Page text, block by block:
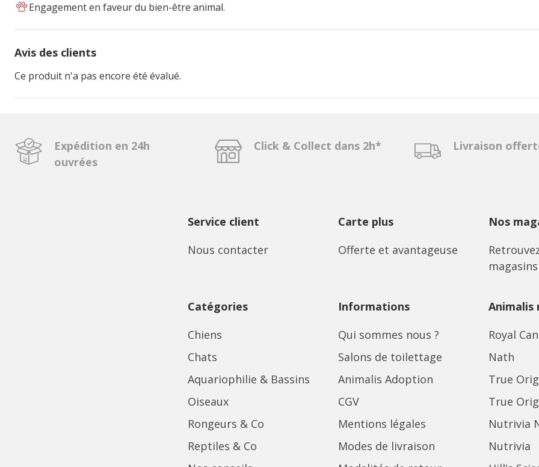
Engagement en faveur du bien-être animal.
Avis des clients
Ce produit n'a pas encore été évalué.
Expédition en 24h
ouvrées
Click & Collect dans 2h* Livraison
Service client
Nous contacter
Carte plus
Offerte et avantageuse
Nos
magasins
Catégories
Chiens
Chats
Aquariophilie & Bassins
Oiseaux
Rongeurs & Co
Reptiles & Co
Informations
Qui sommes nous ?
Salons de toilettage
Animalis Adoption
CGV
Mentions légales
Modes de livraison
Animalis
Royal
Nath
True
True
Nutrivia
Nutrivia